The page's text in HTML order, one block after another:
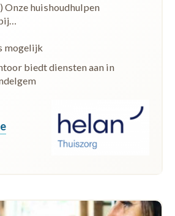
Onze huishoudhulpen
mogelijk
biedt diensten aan in